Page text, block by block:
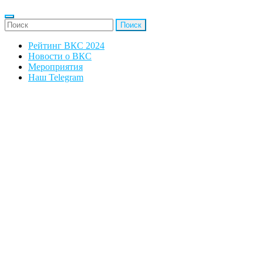
'Найти:
Рейтинг ВКС 2024
Новости о ВКС
Мероприятия
Наш Telegram